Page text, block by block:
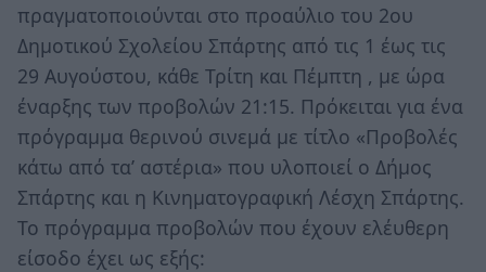
πραγματοποιούνται στο προαύλιο του 2ου
Δημοτικού Σχολείου Σπάρτης από τις 1 έως τις
29 Αυγούστου, κάθε Τρίτη και Πέμπτη , με ώρα
έναρξης των προβολών 21:15. Πρόκειται για ένα
πρόγραμμα θερινού σινεμά με τίτλο «Προβολές
κάτω από τα’ αστέρια» που υλοποιεί ο Δήμος
Σπάρτης και η Κινηματογραφική Λέσχη Σπάρτης.
Το πρόγραμμα προβολών που έχουν ελέυθερη
είσοδο έχει ως εξής: